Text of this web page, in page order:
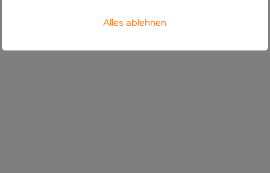
Alles ablehnen